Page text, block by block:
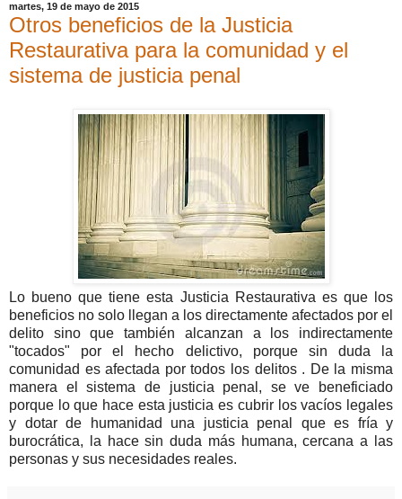
martes, 19 de mayo de 2015
Otros beneficios de la Justicia
Restaurativa para la comunidad y el
sistema de justicia penal
Lo bueno que tiene esta Justicia Restaurativa es que los
beneficios no solo llegan a los directamente afectados por el
delito sino que también alcanzan a los indirectamente
"tocados" por el hecho delictivo, porque sin duda la
comunidad es afectada por todos los delitos . De la misma
manera el sistema de justicia penal, se ve beneficiado
porque lo que hace esta justicia es cubrir los vacíos legales
y dotar de humanidad una justicia penal que es fría y
burocrática, la hace sin duda más humana, cercana a las
personas y sus necesidades reales.